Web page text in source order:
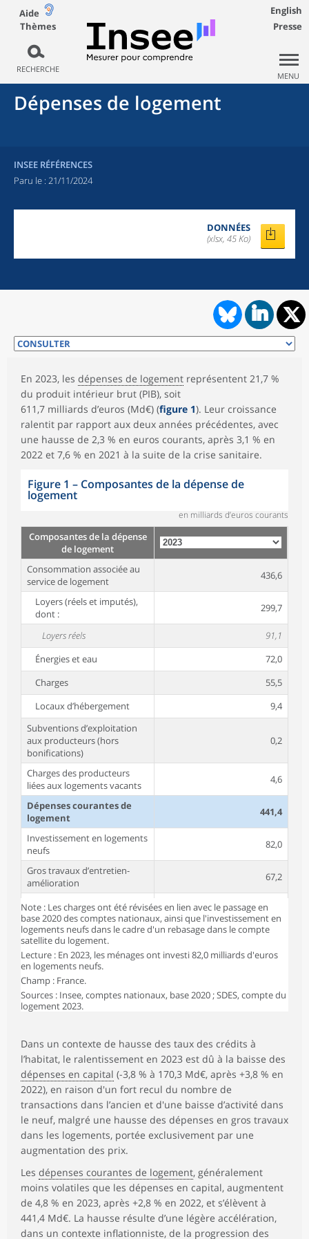
Aide
Thèmes
RECHERCHE
English
Presse
MENU
Dépenses de logement
INSEE RÉFÉRENCES
Paru le : 21/11/2024
DONNÉES
(xlsx, 45 Ko)
En 2023, les dépenses de logement représentent 21,7 %
du produit intérieur brut (PIB), soit
611,7 milliards d’euros (Md€) (figure 1). Leur croissance
ralentit par rapport aux deux années précédentes, avec
une hausse de 2,3 % en euros courants, après 3,1 % en
2022 et 7,6 % en 2021 à la suite de la crise sanitaire.
Figure 1 – Composantes de la dépense de
logement
en milliards d’euros courants
Composantes de la dépense
de logement
Consommation associée au
service de logement
436,6
Loyers (réels et imputés),
dont :
299,7
Loyers réels
91,1
Énergies et eau
72,0
Charges
55,5
Locaux d’hébergement
9,4
Subventions d’exploitation
aux producteurs (hors
bonifications)
0,2
Charges des producteurs
liées aux logements vacants
4,6
Dépenses courantes de
logement
441,4
Investissement en logements
neufs
82,0
Gros travaux d’entretien-
amélioration
67,2
Frais et droits dans l’ancien,
avantages fiscaux
21,0
Dépenses en capital
170,3
Dépenses de logement
611,7
Part de la dépense de
logement dans le PIB (en %)
21,7
Note : Les charges ont été révisées en lien avec le passage en
base 2020 des comptes nationaux, ainsi que l'investissement en
logements neufs dans le cadre d'un rebasage dans le compte
satellite du logement.
Lecture : En 2023, les ménages ont investi 82,0 milliards d'euros
en logements neufs.
Champ : France.
Sources : Insee, comptes nationaux, base 2020 ; SDES, compte du
logement 2023.
Dans un contexte de hausse des taux des crédits à
l’habitat, le ralentissement en 2023 est dû à la baisse des
dépenses en capital (-3,8 % à 170,3 Md€, après +3,8 % en
2022), en raison d'un fort recul du nombre de
transactions dans l’ancien et d'une baisse d’activité dans
le neuf, malgré une hausse des dépenses en gros travaux
dans les logements, portée exclusivement par une
augmentation des prix.
Les dépenses courantes de logement, généralement
moins volatiles que les dépenses en capital, augmentent
de 4,8 % en 2023, après +2,8 % en 2022, et s’élèvent à
441,4 Md€. La hausse résulte d’une légère accélération,
dans un contexte inflationniste, de la progression des